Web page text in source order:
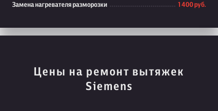
Замена нагревателя разморозки 1 400 руб.
Цены на ремонт вытяжек
Siemens